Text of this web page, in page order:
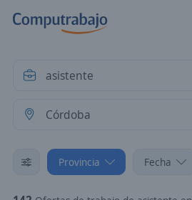
Provincia Fecha